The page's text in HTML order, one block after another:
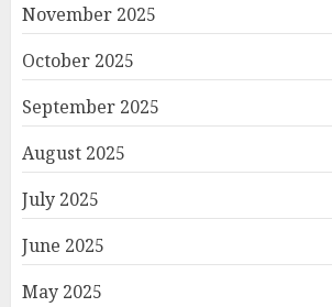
November 2025
October 2025
September 2025
August 2025
July 2025
June 2025
May 2025